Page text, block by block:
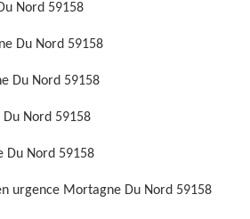
Nord 59158
Du Nord 59158
Du Nord 59158
Nord 59158
Du Nord 59158
urgence Mortagne Du Nord 59158